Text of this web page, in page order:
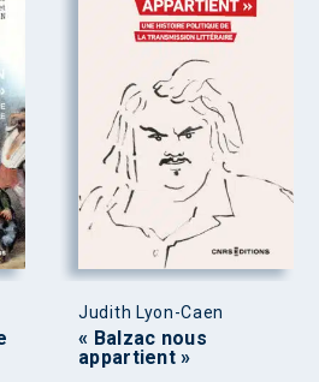
Judith Lyon-Caen
« Balzac nous
appartient »